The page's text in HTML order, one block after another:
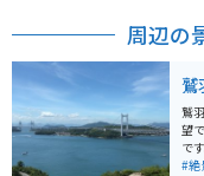
周辺の
鷲
鷲
望
で
ス
#絶